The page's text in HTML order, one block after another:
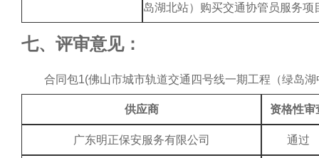
岛湖北站）购买交通协管员服务项
七、评审意见：
合同包1(佛山市城市轨道交通四号线一期工程（绿岛
供应商 资格性审
广东明正保安服务有限公司 通过